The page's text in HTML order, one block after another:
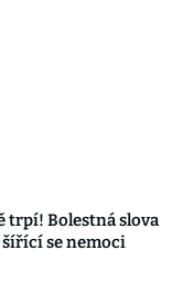
trpí! Bolestná slova
se nemoci